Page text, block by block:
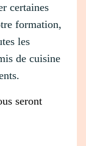
certaines
formation,
les
de cuisine
seront